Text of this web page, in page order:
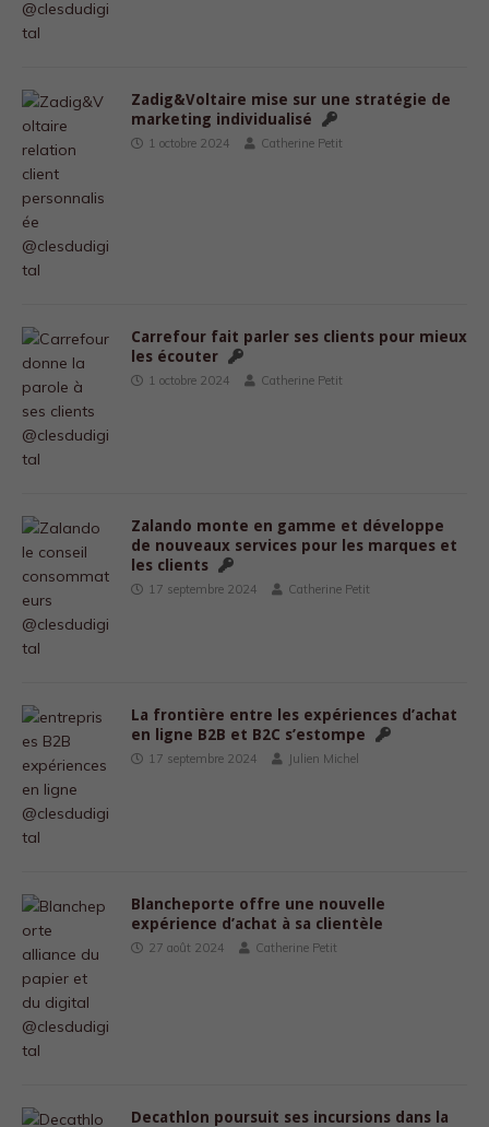
Zadig&Voltaire mise sur une stratégie de
marketing individualisé
1 octobre 2024 Catherine Petit
Carrefour fait parler ses clients pour mieux
les écouter
1 octobre 2024 Catherine Petit
Zalando monte en gamme et développe
de nouveaux services pour les marques et
les clients
17 septembre 2024 Catherine Petit
La frontière entre les expériences d’achat
en ligne B2B et B2C s’estompe
17 septembre 2024 Julien Michel
Blancheporte offre une nouvelle
expérience d’achat à sa clientèle
27 août 2024 Catherine Petit
Decathlon poursuit ses incursions dans la